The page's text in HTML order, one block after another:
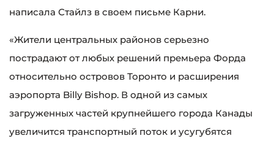
написала Стайлз в своем письме Карни.
«Жители центральных районов серьезно
пострадают от любых решений премьера Форда
относительно островов Торонто и расширения
аэропорта Billy Bishop. В одной из самых
загруженных частей крупнейшего города Канады
увеличится транспортный поток и усугубятся